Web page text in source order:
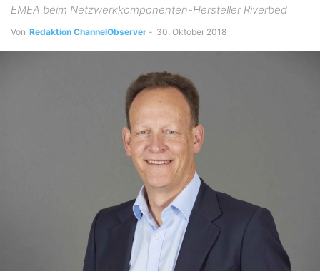
EMEA beim Netzwerkkomponenten-Hersteller Riverbed
Von Redaktion ChannelObserver - 30. Oktober 2018